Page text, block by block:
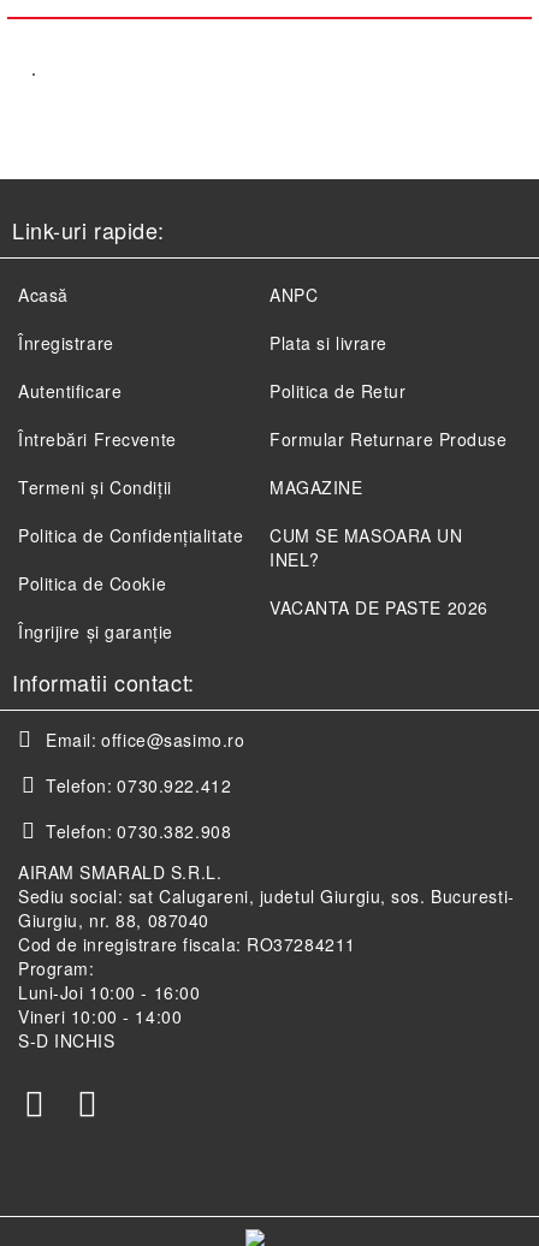
.
Link-uri rapide:
Acasă
Înregistrare
Autentificare
Întrebări Frecvente
ANPC
Plata si livrare
Politica de Retur
Formular Returnare Produse
Termeni și Condiții
Politica de Confidenţialitate
Politica de Cookie
Îngrijire și garanție
MAGAZINE
CUM SE MASOARA UN
INEL?
VACANTA DE PASTE 2026
Informatii contact:
Email: office@sasimo.ro
Telefon: 0730.922.412
Telefon: 0730.382.908
AIRAM SMARALD S.R.L.
Sediu social: sat Calugareni, judetul Giurgiu, sos. Bucuresti-
Giurgiu, nr. 88, 087040
Cod de inregistrare fiscala: RO37284211
Program:
Luni-Joi 10:00 - 16:00
Vineri 10:00 - 14:00
S-D INCHIS